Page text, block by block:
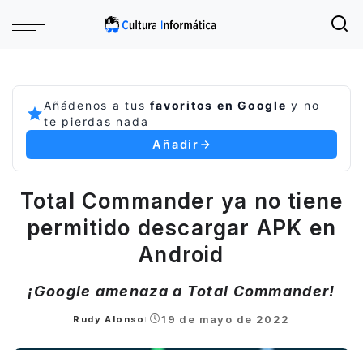
Añádenos a tusfavoritos en Google y no
te pierdas nada
Añadir
Total Commander ya no tiene
permitido descargar APK en
Android
¡Google amenaza a Total Commander!
Posted
Rudy Alonso 19 de mayo de 2022